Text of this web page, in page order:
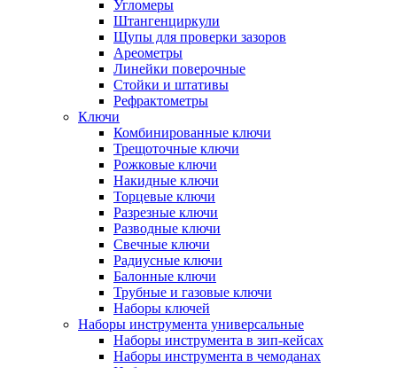
Угломеры
Штангенциркули
Щупы для проверки зазоров
Ареометры
Линейки поверочные
Стойки и штативы
Рефрактометры
Ключи
Комбинированные ключи
Трещоточные ключи
Рожковые ключи
Накидные ключи
Торцевые ключи
Разрезные ключи
Разводные ключи
Свечные ключи
Радиусные ключи
Балонные ключи
Трубные и газовые ключи
Наборы ключей
Наборы инструмента универсальные
Наборы инструмента в зип-кейсах
Наборы инструмента в чемоданах